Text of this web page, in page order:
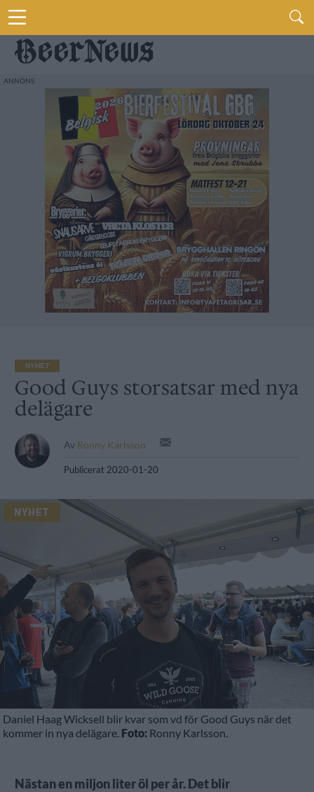
NYHET
Good Guys storsatsar med nya
delägare
Av Ronny Karlsson
Publicerat 2020-01-20
NYHET
Daniel Haag Wicksell blir kvar som vd för Good Guys när det
kommer in nya delägare. Foto: Ronny Karlsson.
Nästan en miljon liter öl per år. Det blir